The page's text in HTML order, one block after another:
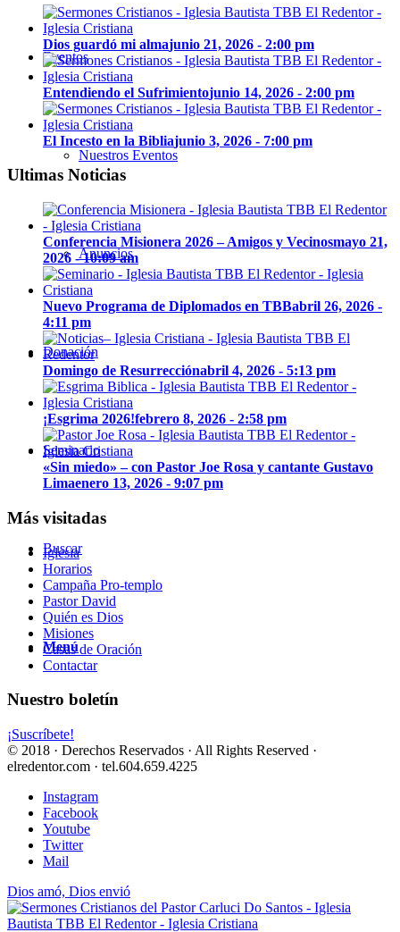
Eventos
Nuestros Eventos
Anuncios
Donación
Seminario
Buscar
Menú
Dios guardó mi almajunio 21, 2026 - 2:00 pm
Entendiendo el Sufrimientojunio 14, 2026 - 2:00 pm
El Incesto en la Bibliajunio 3, 2026 - 7:00 pm
Ultimas Noticias
Conferencia Misionera 2026 – Amigos y Vecinosmayo 21,
2026 - 10:09 am
Nuevo Programa de Diplomados en TBBabril 26, 2026 -
4:11 pm
Domingo de Resurrecciónabril 4, 2026 - 5:13 pm
¡Esgrima 2026!febrero 8, 2026 - 2:58 pm
«Sin miedo» – con Pastor Joe Rosa y cantante Gustavo
Limaenero 13, 2026 - 9:07 pm
Más visitadas
Iglesia
Horarios
Campaña Pro-templo
Pastor David
Quién es Dios
Misiones
Casas de Oración
Contactar
Nuestro boletín
¡Suscríbete!
© 2018 · Derechos Reservados · All Rights Reserved ·
elredentor.com · tel.604.659.4225
Instagram
Facebook
Youtube
Twitter
Mail
Dios amó, Dios envió